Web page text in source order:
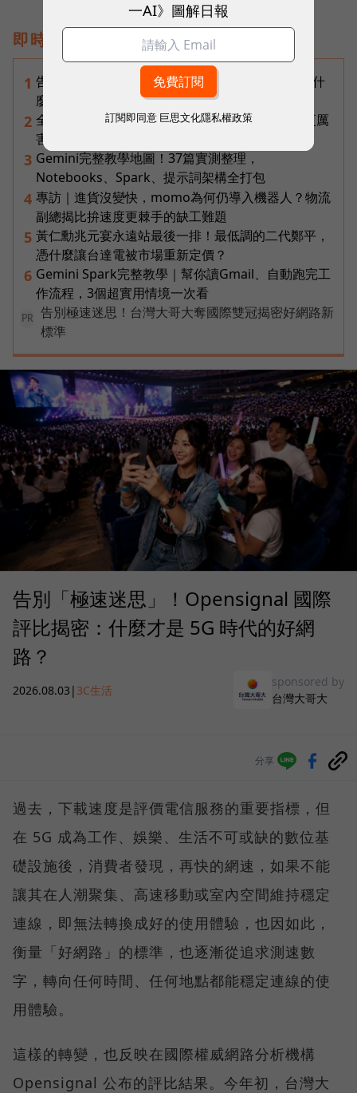
即時熱門文章
1 告別「極速迷思」！Opensignal 國際評比揭密：什
麼才是 5G 時代的好網路？
2 全台最大全聯首日業績破百萬，蔡篤昌：還會有更厲
害的大型店！為何把餐廳健身房都搬上樓？
3 Gemini完整教學地圖！37篇實測整理，
Notebooks、Spark、提示詞架構全打包
4 專訪｜進貨沒變快，momo為何仍導入機器人？物流
副總揭比拚速度更棘手的缺工難題
5 黃仁勳兆元宴永遠站最後一排！最低調的二代鄭平，
憑什麼讓台達電被市場重新定價？
6 Gemini Spark完整教學｜幫你讀Gmail、自動跑完工
作流程，3個超實用情境一次看
PR
告別極速迷思！台灣大哥大奪國際雙冠揭密好網路新
標準
告別「極速迷思」！Opensignal 國際
評比揭密：什麼才是 5G 時代的好網
路？
2026.08.03 | 3C生活
sponsored by
台灣大哥大
分享
過去，下載速度是評價電信服務的重要指標，但
在 5G 成為工作、娛樂、生活不可或缺的數位基
礎設施後，消費者發現，再快的網速，如果不能
讓其在人潮聚集、高速移動或室內空間維持穩定
連線，即無法轉換成好的使用體驗，也因如此，
衡量「好網路」的標準，也逐漸從追求測速數
字，轉向任何時間、任何地點都能穩定連線的使
用體驗。
這樣的轉變，也反映在國際權威網路分析機構
Opensignal 公布的評比結果。今年初，台灣大
一AI》圖解日報
訂閱即同意 巨思文化隱私權政策